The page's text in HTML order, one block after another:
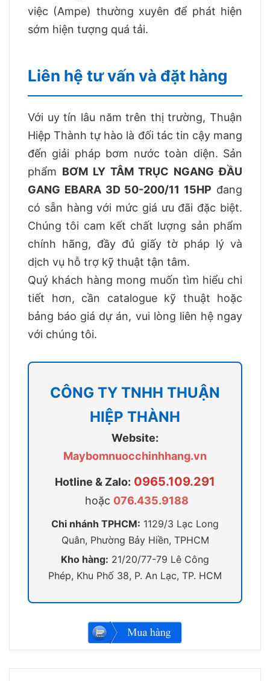
việc (Ampe) thường xuyên để phát hiện
sớm hiện tượng quá tải.
Liên hệ tư vấn và đặt hàng
Với uy tín lâu năm trên thị trường, Thuận
Hiệp Thành tự hào là đối tác tin cậy mang
đến giải pháp bơm nước toàn diện. Sản
phẩm BƠM LY TÂM TRỤC NGANG ĐẦU
GANG EBARA 3D 50-200/11 15HP đang
có sẵn hàng với mức giá ưu đãi đặc biệt.
Chúng tôi cam kết chất lượng sản phẩm
chính hãng, đầy đủ giấy tờ pháp lý và
dịch vụ hỗ trợ kỹ thuật tận tâm.
Quý khách hàng mong muốn tìm hiểu chi
tiết hơn, cần catalogue kỹ thuật hoặc
bảng báo giá dự án, vui lòng liên hệ ngay
với chúng tôi.
CÔNG TY TNHH THUẬN
HIỆP THÀNH
Website:
Maybomnuocchinhhang.vn
Hotline & Zalo: 0965.109.291
hoặc 076.435.9188
Chi nhánh TPHCM: 1129/3 Lạc Long
Quân, Phường Bảy Hiền, TPHCM
Kho hàng: 21/20/77-79 Lê Công
Phép, Khu Phố 38, P. An Lạc, TP. HCM